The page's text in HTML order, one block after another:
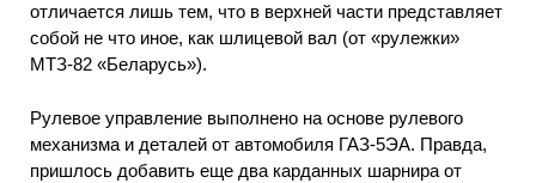
отличается лишь тем, что в верхней части представляет
собой не что иное, как шлицевой вал (от «рулежки»
МТЗ-82 «Беларусь»).
Рулевое управление выполнено на основе рулевого
механизма и деталей от автомобиля ГАЗ-5ЭА. Правда,
пришлось добавить еще два карданных шарнира от